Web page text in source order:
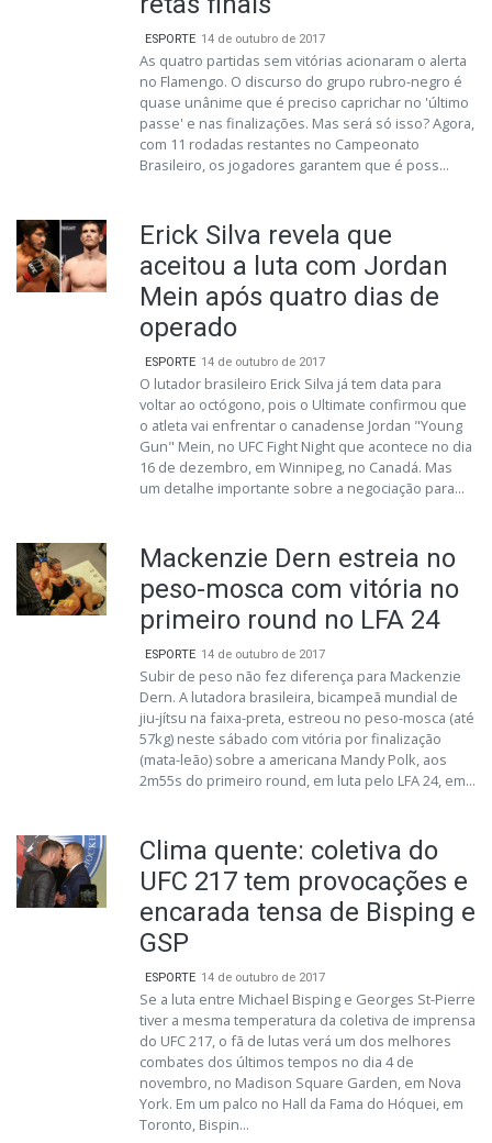
ESPORTE 14 de outubro de 2017
As quatro partidas sem vitórias acionaram o alerta
no Flamengo. O discurso do grupo rubro-negro é
quase unânime que é preciso caprichar no 'último
passe' e nas finalizações. Mas será só isso? Agora,
com 11 rodadas restantes no Campeonato
Brasileiro, os jogadores garantem que é poss...
Erick Silva revela que
aceitou a luta com Jordan
Mein após quatro dias de
operado
ESPORTE 14 de outubro de 2017
O lutador brasileiro Erick Silva já tem data para
voltar ao octógono, pois o Ultimate confirmou que
o atleta vai enfrentar o canadense Jordan "Young
Gun" Mein, no UFC Fight Night que acontece no dia
16 de dezembro, em Winnipeg, no Canadá. Mas
um detalhe importante sobre a negociação para...
Mackenzie Dern estreia no
peso-mosca com vitória no
primeiro round no LFA 24
ESPORTE 14 de outubro de 2017
Subir de peso não fez diferença para Mackenzie
Dern. A lutadora brasileira, bicampeã mundial de
jiu-jítsu na faixa-preta, estreou no peso-mosca (até
57kg) neste sábado com vitória por finalização
(mata-leão) sobre a americana Mandy Polk, aos
2m55s do primeiro round, em luta pelo LFA 24, em...
Clima quente: coletiva do
UFC 217 tem provocações e
encarada tensa de Bisping e
GSP
ESPORTE 14 de outubro de 2017
Se a luta entre Michael Bisping e Georges St-Pierre
tiver a mesma temperatura da coletiva de imprensa
do UFC 217, o fã de lutas verá um dos melhores
combates dos últimos tempos no dia 4 de
novembro, no Madison Square Garden, em Nova
York. Em um palco no Hall da Fama do Hóquei, em
Toronto, Bispin...